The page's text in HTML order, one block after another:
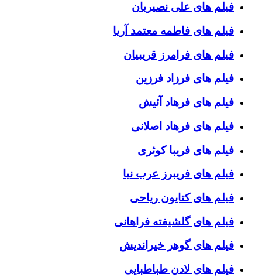
فیلم های علی نصیریان
فیلم های فاطمه معتمد آریا
فیلم های فرامرز قریبیان
فیلم های فرزاد فرزین
فیلم های فرهاد آئیش
فیلم های فرهاد اصلانی
فیلم های فریبا کوثری
فیلم های فریبرز عرب نیا
فیلم های کتایون ریاحی
فیلم های گلشیفته فراهانی
فیلم های گوهر خیراندیش
فیلم های لادن طباطبایی